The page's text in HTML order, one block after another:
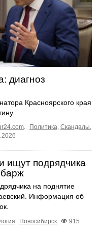
диагноз
Красноярского края
. Политика, Скандалы,
ищут подрядчика
на поднятие
Информация об
Новосибирск
915